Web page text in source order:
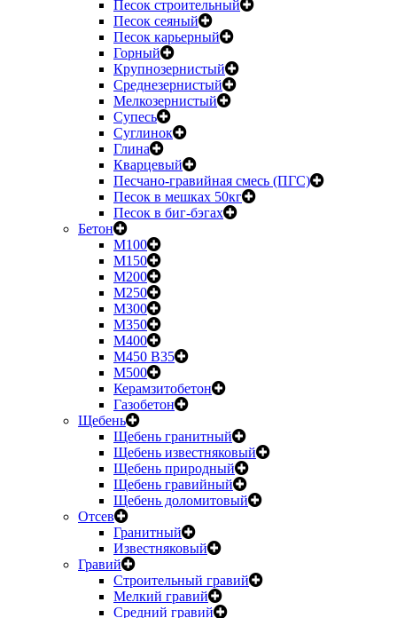
Песок строительный
Песок сеяный
Песок карьерный
Горный
Крупнозернистый
Среднезернистый
Мелкозернистый
Супесь
Суглинок
Глина
Кварцевый
Песчано-гравийная смесь (ПГС)
Песок в мешках 50кг
Песок в биг-бэгах
Бетон
М100
М150
М200
М250
М300
М350
М400
М450 B35
М500
Керамзитобетон
Газобетон
Щебень
Щебень гранитный
Щебень известняковый
Щебень природный
Щебень гравийный
Щебень доломитовый
Отсев
Гранитный
Известняковый
Гравий
Строительный гравий
Мелкий гравий
Средний гравий